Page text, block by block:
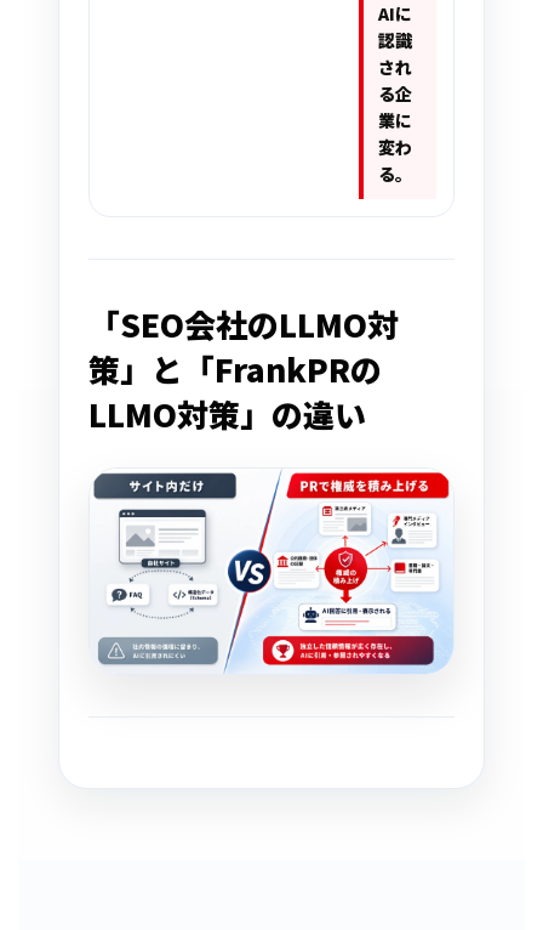
AIに
認識
され
る企
業に
変わ
る。
「SEO会社のLLMO対
策」と「FrankPRの
LLMO対策」の違い